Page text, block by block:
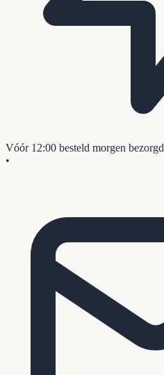
Vóór 12:00 besteld morgen bezorgd
•